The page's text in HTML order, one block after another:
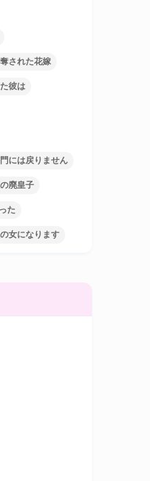
された花嫁
彼は
には戻りません
廃皇子
た
女になります